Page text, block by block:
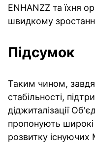
ENHANZZ та їхня
швидкому
Підсумок
Таким чином,
стабільності,
діджиталізації
пропонують
розвитку